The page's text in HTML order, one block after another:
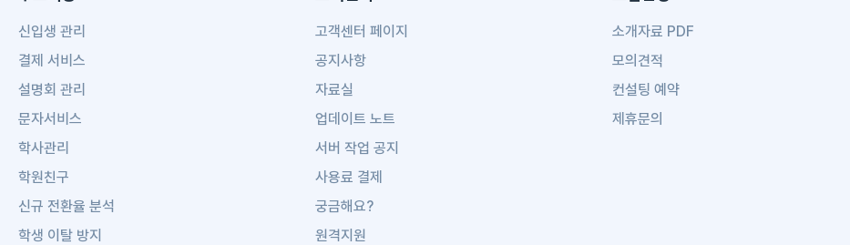
신입생 관리
결제 서비스
설명회 관리
문자서비스
학사관리
학원친구
신규 전환율 분석
학생 이탈 방지
고객센터 페이지
공지사항
자료실
업데이트 노트
서버 작업 공지
사용료 결제
궁금해요?
원격지원
소개자료 PDF
모의견적
컨설팅 예약
제휴문의